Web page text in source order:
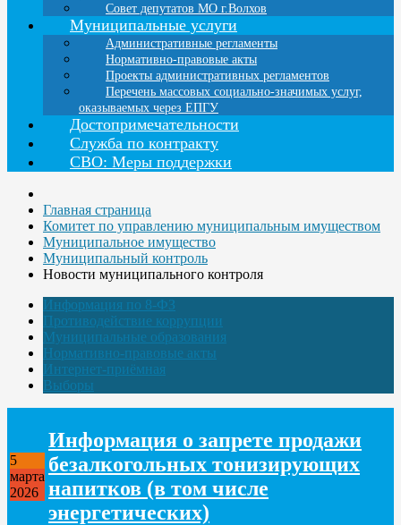
Совет депутатов МО г.Волхов
Муниципальные услуги
Административные регламенты
Нормативно-правовые акты
Проекты административных регламентов
Перечень массовых социально-значимых услуг,
оказываемых через ЕПГУ
Достопримечательности
Служба по контракту
СВО: Меры поддержки
Главная страница
Комитет по управлению муниципальным имуществом
Муниципальное имущество
Муниципальный контроль
Новости муниципального контроля
Информация по 8-ФЗ
Противодействие коррупции
Муниципальные образования
Нормативно-правовые акты
Интернет-приёмная
Выборы
5
марта
2026
Информация о запрете продажи
безалкогольных тонизирующих
напитков (в том числе
энергетических)